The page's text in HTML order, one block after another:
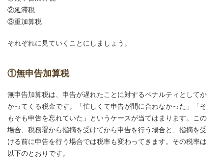
②延滞税
③重加算税
それぞれに見ていくことにしましょう。
①無申告加算税
無申告加算税は、申告が遅れたことに対するペナルティとしてか
かってくる税金です。「忙しくて申告が間に合わなかった」「そ
もそも申告を忘れていた」というケースが当てはまります。この
場合、税務署から指摘を受けてから申告を行う場合と、指摘を受
ける前に申告を行う場合では税率も変わってきます。その税率は
以下のとおりです。